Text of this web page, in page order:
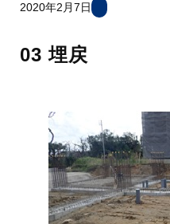
2020年2月7日
03 埋戻